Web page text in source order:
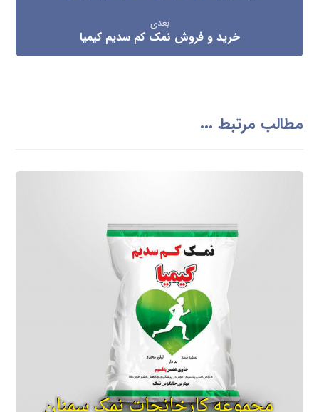
بعدی
خرید و فروش نمک کم سدیم کیمیا
مطالب مرتبط ...